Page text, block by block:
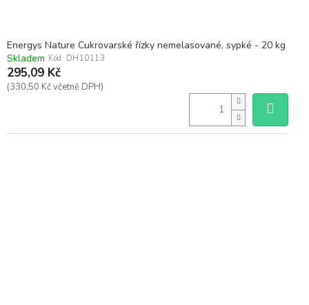
Energys Nature Cukrovarské řízky nemelasované, sypké - 20 kg
Skladem Kód: DH10113
295,09 Kč
(330,50 Kč včetně DPH)